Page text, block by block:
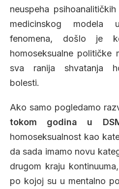
neuspeha
medicinskog modela
fenomena, došlo je
homoseksualne političke
sva ranija shvatanja
bolesti.
Ako samo pogledamo
tokom godina u
homoseksualnost kao
da sada imamo novu
drugom kraju
po kojoj su u mentalno